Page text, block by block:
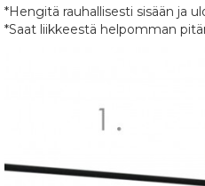
*Hengitä rauhallisesti sisään ja
*Saat liikkeestä helpomman